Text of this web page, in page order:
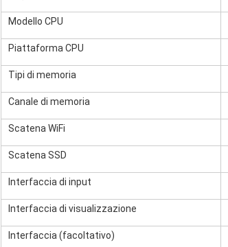
Modello CPU
Piattaforma CPU
Tipi di memoria
Canale di memoria
Scatena WiFi
Scatena SSD
Interfaccia di input
Interfaccia di visualizzazione
Interfaccia (facoltativo)